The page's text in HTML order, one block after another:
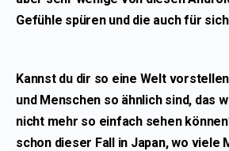
Gefühle spüren und die auch für
Kannst du dir so eine Welt
und Menschen so ähnlich sind, das
nicht mehr so einfach sehen
schon dieser Fall in Japan, wo viele